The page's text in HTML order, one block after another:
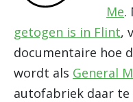
Me.
getogen is in Flint,
documentaire hoe
wordt als General
autofabriek daar te